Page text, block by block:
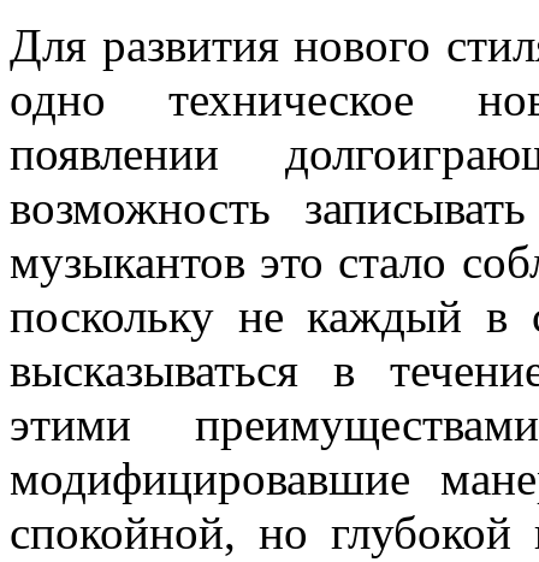
Для развития нового
одно техническое
появлении
возможность
музыкантов это стало
поскольку не каждый в
высказываться в
этими
модифицировавшие
спокойной, но